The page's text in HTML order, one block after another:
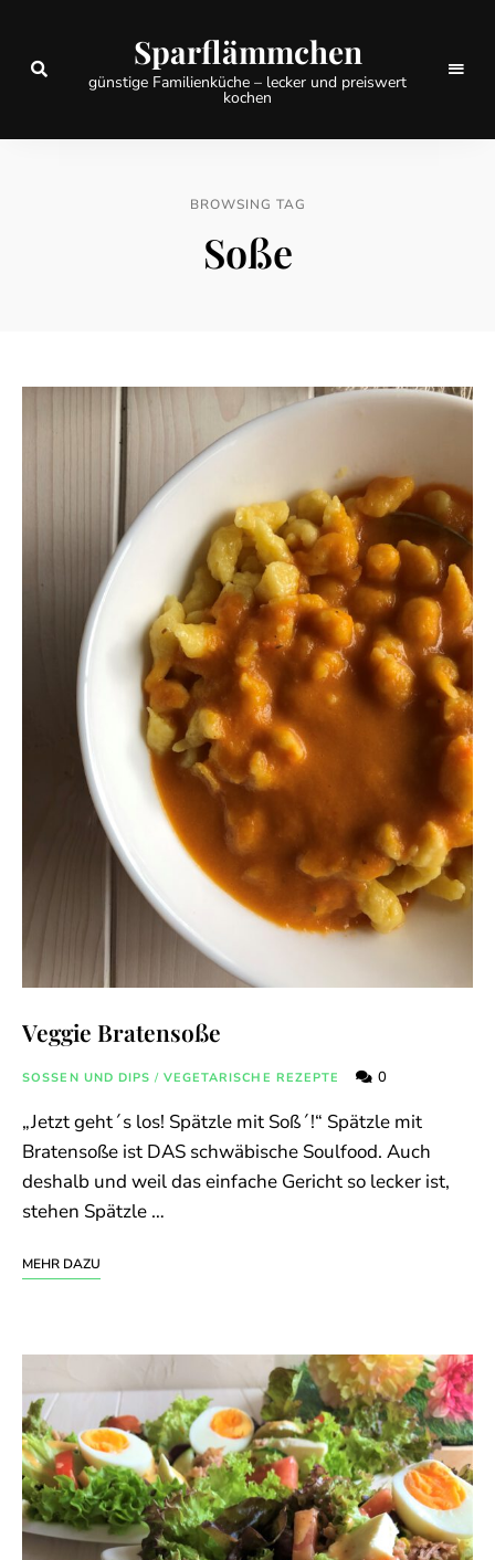
Sparflämmchen
günstige Familienküche – lecker und preiswert
kochen
BROWSING TAG
Soße
Veggie Bratensoße
SOSSEN UND DIPS / VEGETARISCHE REZEPTE 0
„Jetzt geht´s los! Spätzle mit Soß´!“ Spätzle mit
Bratensoße ist DAS schwäbische Soulfood. Auch
deshalb und weil das einfache Gericht so lecker ist,
stehen Spätzle …
MEHR DAZU